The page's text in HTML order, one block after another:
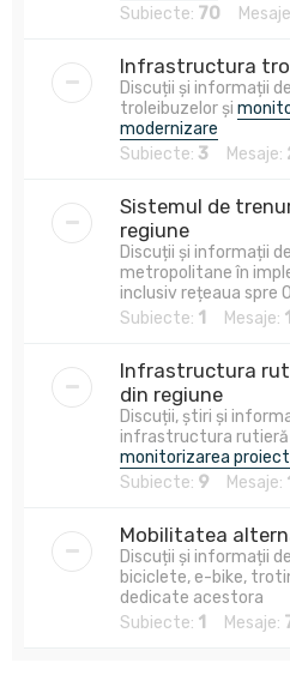
Subiecte: 70
Infrastructura
Discuții și informații
troleibuzelor și
modernizare
Subiecte: 3 Mesaje:
Sistemul de
regiune
Discuții și informații
metropolitane în
inclusiv rețeaua spre
Subiecte: 1 Mesaje:
Infrastructura
din regiune
Discuții, știri și
infrastructura rutieră
monitorizarea
Subiecte: 9 Mesaje:
Mobilitatea
Discuții și informații
biciclete, e-bike,
dedicate acestora
Subiecte: 1 Mesaje: